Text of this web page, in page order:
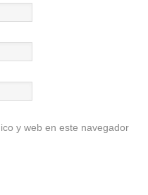
y web en este navegador